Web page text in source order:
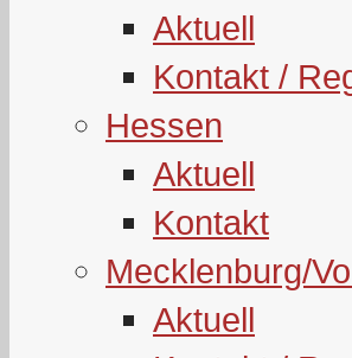
Aktuell
Kontakt /
Hessen
Aktuell
Kontakt
Mecklenburg/
Aktuell